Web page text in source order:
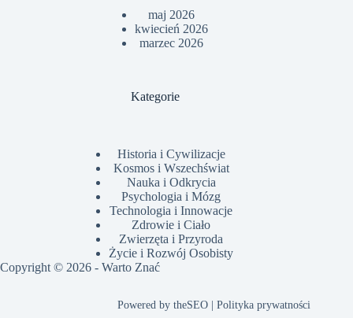
maj 2026
kwiecień 2026
marzec 2026
Kategorie
Historia i Cywilizacje
Kosmos i Wszechświat
Nauka i Odkrycia
Psychologia i Mózg
Technologia i Innowacje
Zdrowie i Ciało
Zwierzęta i Przyroda
Życie i Rozwój Osobisty
Copyright © 2026 - Warto Znać
Powered bytheSEO |Polityka prywatności